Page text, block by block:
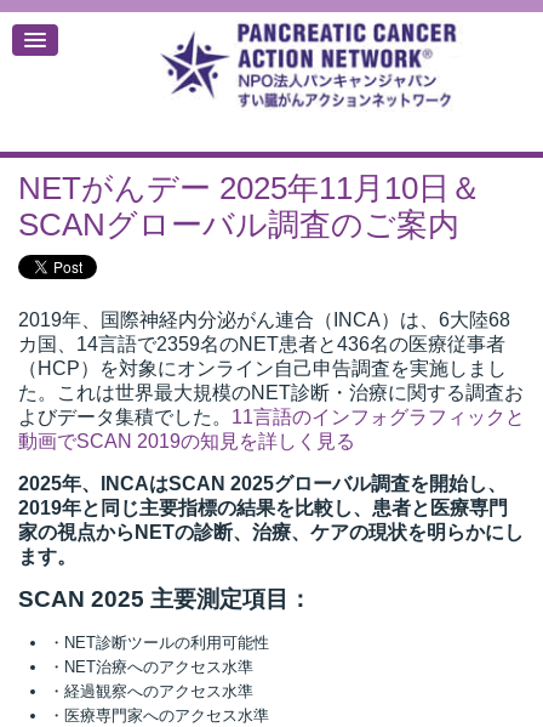
NETがんデー 2025年11月10日＆
SCANグローバル調査のご案内
2019年、国際神経内分泌がん連合（INCA）は、6大陸68
カ国、14言語で2359名のNET患者と436名の医療従事者
（HCP）を対象にオンライン自己申告調査を実施しまし
た。これは世界最大規模のNET診断・治療に関する調査お
よびデータ集積でした。 11言語のインフォグラフィックと
動画でSCAN 2019の知見を詳しく見る
2025年、INCAはSCAN 2025グローバル調査を開始し、
2019年と同じ主要指標の結果を比較し、患者と医療専門
家の視点からNETの診断、治療、ケアの現状を明らかにし
ます。
SCAN 2025 主要測定項目：
・NET診断ツールの利用可能性
・NET治療へのアクセス水準
・経過観察へのアクセス水準
・医療専門家へのアクセス水準